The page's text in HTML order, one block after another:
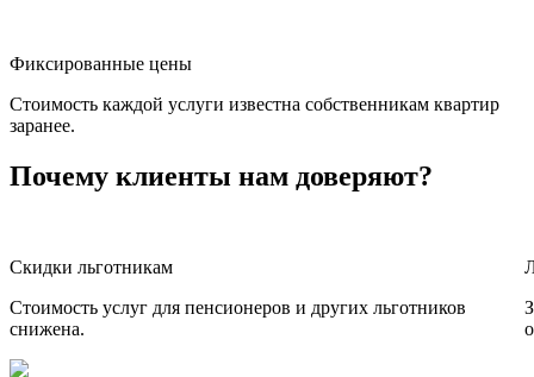
Фиксированные цены
Стоимость каждой услуги известна собственникам квартир
заранее.
Почему клиенты нам доверяют?
Скидки льготникам
Стоимость услуг для пенсионеров и других льготников
снижена.